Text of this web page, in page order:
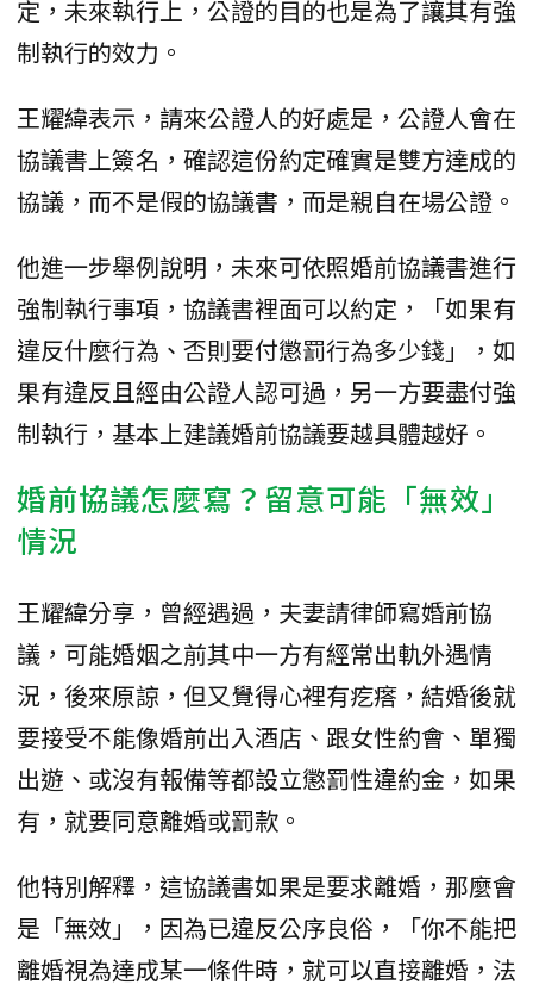
定，未來執行上，公證的目的也是為了讓其有強
制執行的效力。
王耀緯表示，請來公證人的好處是，公證人會在
協議書上簽名，確認這份約定確實是雙方達成的
協議，而不是假的協議書，而是親自在場公證。
他進一步舉例說明，未來可依照婚前協議書進行
強制執行事項，協議書裡面可以約定，「如果有
違反什麼行為、否則要付懲罰行為多少錢」，如
果有違反且經由公證人認可過，另一方要盡付強
制執行，基本上建議婚前協議要越具體越好。
婚前協議怎麼寫？留意可能「無效」
情況
王耀緯分享，曾經遇過，夫妻請律師寫婚前協
議，可能婚姻之前其中一方有經常出軌外遇情
況，後來原諒，但又覺得心裡有疙瘩，結婚後就
要接受不能像婚前出入酒店、跟女性約會、單獨
出遊、或沒有報備等都設立懲罰性違約金，如果
有，就要同意離婚或罰款。
他特別解釋，這協議書如果是要求離婚，那麼會
是「無效」，因為已違反公序良俗，「你不能把
離婚視為達成某一條件時，就可以直接離婚，法